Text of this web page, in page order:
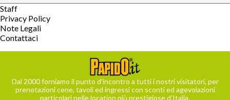
Staff
Privacy Policy
Note Legali
Contattaci
Dal 2000 forniamo il punto d’incontro a tutti i nostri visitatori, per
prenotazioni cene, tavoli ed ingressi con sconti ed agevolazioni
particolari nelle location più prestigiose d’Italia.